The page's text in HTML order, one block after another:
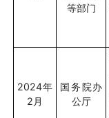
等部门
2024年
2 月
国务院办
公厅